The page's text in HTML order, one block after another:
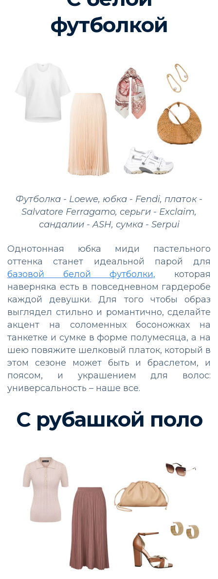
футболкой
Футболка - Loewe, юбка - Fendi, платок -
Salvatore Ferragamo, серьги - Exclaim,
сандалии - ASH, сумка - Serpui
Однотонная юбка миди пастельного
оттенка станет идеальной парой для
базовой белой футболки, которая
наверняка есть в повседневном гардеробе
каждой девушки. Для того чтобы образ
выглядел стильно и романтично, сделайте
акцент на соломенных босоножках на
танкетке и сумке в форме полумесяца, а на
шею повяжите шелковый платок, который в
этом сезоне может быть и браслетом, и
поясом, и украшением для волос:
универсальность – наше все.
С рубашкой поло